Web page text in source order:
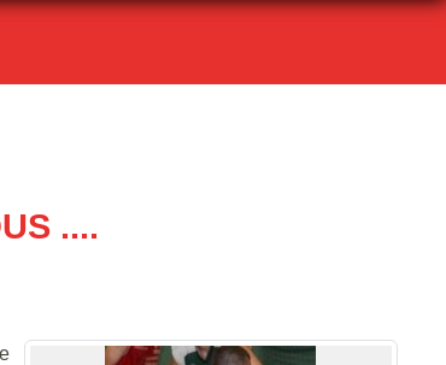
....